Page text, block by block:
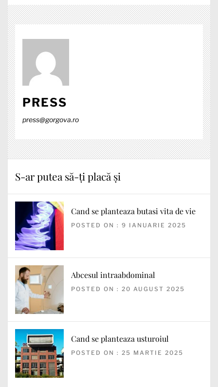
PRESS
press@gorgova.ro
S-ar putea să-ți placă și
Cand se planteaza butasi vita de vie
POSTED ON : 9 IANUARIE 2025
Abcesul intraabdominal
POSTED ON : 20 AUGUST 2025
Cand se planteaza usturoiul
POSTED ON : 25 MARTIE 2025